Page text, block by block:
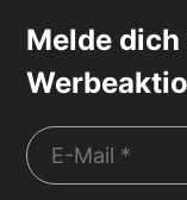
Melde